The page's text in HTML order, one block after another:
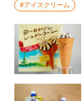
#アイスクリーム